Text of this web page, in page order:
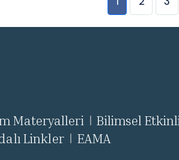
Materyalleri | Bilimsel
Linkler | EAMA